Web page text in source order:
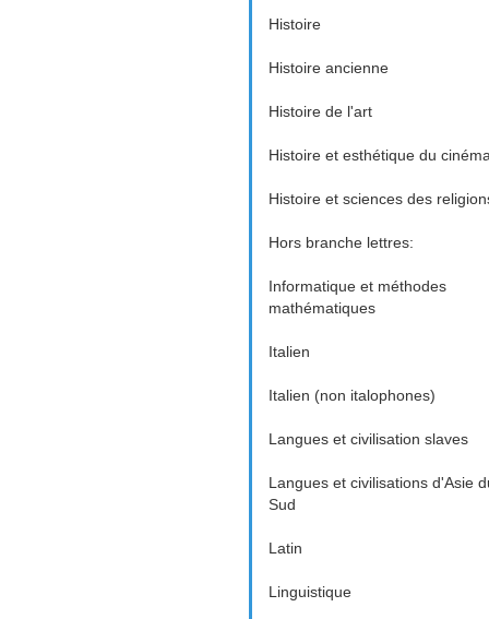
Histoire
Histoire ancienne
Histoire de l'art
Histoire et esthétique du
Histoire et sciences des
Hors branche lettres:
Informatique et méthodes
mathématiques
Italien
Italien (non italophones)
Langues et civilisation slaves
Langues et civilisations d'Asie
Sud
Latin
Linguistique